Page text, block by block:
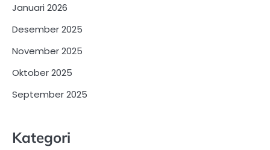
Januari 2026
Desember 2025
November 2025
Oktober 2025
September 2025
Kategori